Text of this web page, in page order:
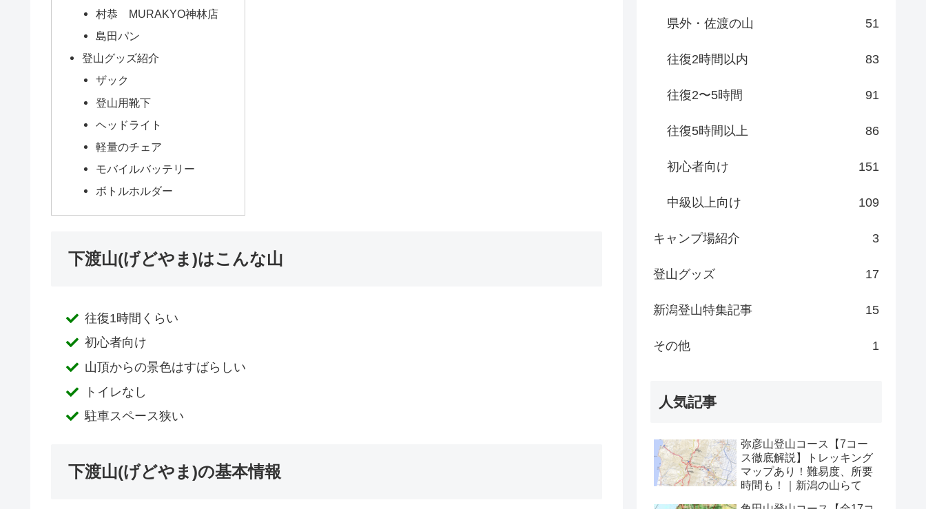
村恭 MURAKYO神林店
島田パン
登山グッズ紹介
ザック
登山用靴下
ヘッドライト
軽量のチェア
モバイルバッテリー
ボトルホルダー
下渡山(げどやま)はこんな山
往復1時間くらい
初心者向け
山頂からの景色はすばらしい
トイレなし
駐車スペース狭い
下渡山(げどやま)の基本情報
県外・佐渡の山 51
往復2時間以内 83
往復2〜5時間 91
往復5時間以上 86
初心者向け 151
中級以上向け 109
キャンプ場紹介 3
登山グッズ 17
新潟登山特集記事 15
その他 1
人気記事
弥彦山登山コース【7コー
ス徹底解説】トレッキング
マップあり！難易度、所要
時間も！｜新潟の山らて